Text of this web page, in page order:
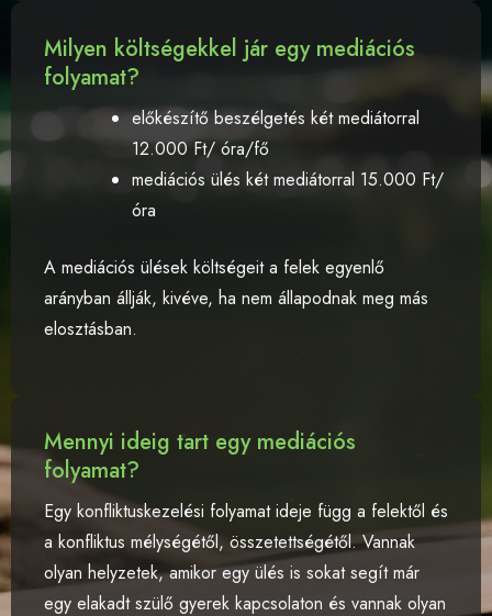
Milyen költségekkel jár egy mediációs
folyamat?
előkészítő beszélgetés két mediátorral
12.000 Ft/ óra/fő
mediációs ülés két mediátorral 15.000 Ft/
óra
A mediációs ülések költségeit a felek egyenlő
arányban állják, kivéve, ha nem állapodnak meg más
elosztásban.
Mennyi ideig tart egy mediációs
folyamat?
Egy konfliktuskezelési folyamat ideje függ a felektől és
a konfliktus mélységétől, összetettségétől. Vannak
olyan helyzetek, amikor egy ülés is sokat segít már
egy elakadt szülő gyerek kapcsolaton és vannak olyan